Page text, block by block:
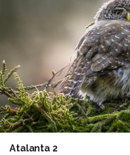
Atalanta 2